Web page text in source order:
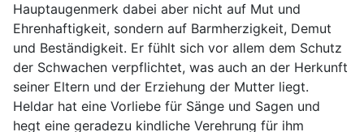
Hauptaugenmerk dabei aber nicht auf Mut und
Ehrenhaftigkeit, sondern auf Barmherzigkeit, Demut
und Beständigkeit. Er fühlt sich vor allem dem Schutz
der Schwachen verpflichtet, was auch an der Herkunft
seiner Eltern und der Erziehung der Mutter liegt.
Heldar hat eine Vorliebe für Sänge und Sagen und
hegt eine geradezu kindliche Verehrung für ihm